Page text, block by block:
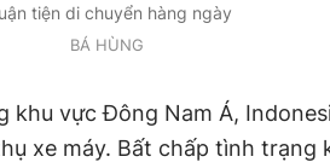
tiện di chuyển hàng ngày
BÁ HÙNG
khu vực Đông Nam Á,
xe máy. Bất chấp tình trạng